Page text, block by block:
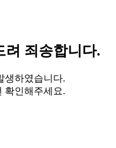
려 죄송합니다.
생하였습니다.
확인해주세요.